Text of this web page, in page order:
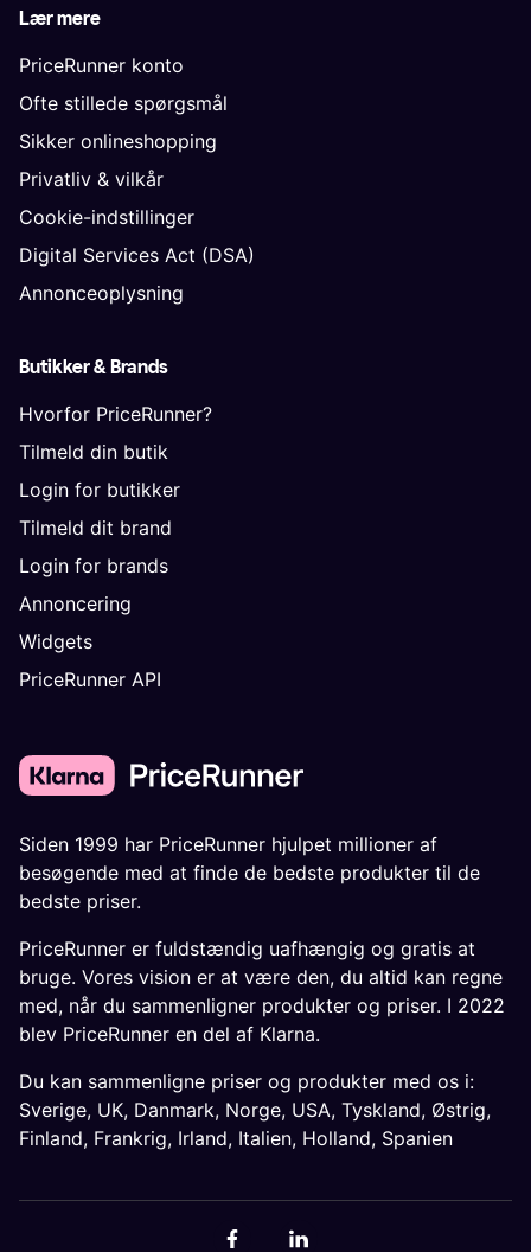
Lær mere
PriceRunner konto
Ofte stillede spørgsmål
Sikker onlineshopping
Privatliv & vilkår
Cookie-indstillinger
Digital Services Act (DSA)
Annonceoplysning
Butikker & Brands
Hvorfor PriceRunner?
Tilmeld din butik
Login for butikker
Tilmeld dit brand
Login for brands
Annoncering
Widgets
PriceRunner API
Siden 1999 har PriceRunner hjulpet millioner af
besøgende med at finde de bedste produkter til de
bedste priser.
PriceRunner er fuldstændig uafhængig og gratis at
bruge. Vores vision er at være den, du altid kan regne
med, når du sammenligner produkter og priser. I 2022
blev PriceRunner en del af Klarna.
Du kan sammenligne priser og produkter med os i:
Sverige, UK, Danmark, Norge, USA, Tyskland, Østrig,
Finland, Frankrig, Irland, Italien, Holland, Spanien